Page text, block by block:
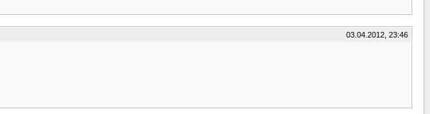
03.04.2012, 23:46